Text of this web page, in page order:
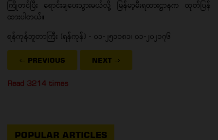
ကြိုတင်ပြီး ရောင်းချပေးသွားမယ်လို့ မြန်မာ့မီးရထားဌာနက ထုတ်ပြန်
ထားပါတယ်။
ရန်ကုန်ဘူတာကြီး (ရန်ကုန်) - ၀၁-၂၅၁၁၈၁၊ ၀၁-၂၀၂၁၇၆
⇐ PREVIOUS NEXT ⇒
Read 3214 times
POPULAR ARTICLES